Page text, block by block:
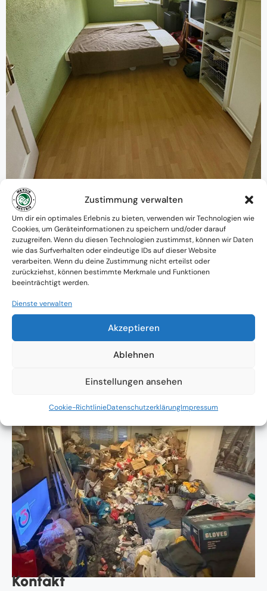
Zustimmung verwalten
Um dir ein optimales Erlebnis zu bieten, verwenden wir Technologien wie
Cookies, um Geräteinformationen zu speichern und/oder darauf
zuzugreifen. Wenn du diesen Technologien zustimmst, können wir Daten
wie das Surfverhalten oder eindeutige IDs auf dieser Website
verarbeiten. Wenn du deine Zustimmung nicht erteilst oder
zurückziehst, können bestimmte Merkmale und Funktionen
beeinträchtigt werden.
Dienste verwalten
Akzeptieren
Ablehnen
Einstellungen ansehen
Cookie-RichtlinieDatenschutzerklärungImpressum
Warum MessieAustria ?
Ein Team mit psychologischem
Verständnis und praktischem Know-how
Verfügbarkeit: Österreichweit
Absolute Diskretion & keine
Zusammenarbeit mit Ämtern ohne
Kontakt